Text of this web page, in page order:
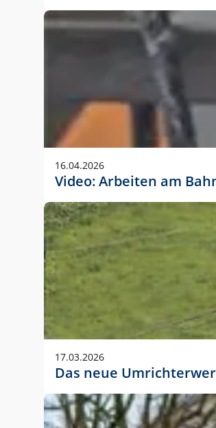
Anwendungsgröße im Layout:
Die Logohöhe beträgt 4 – 10 %
folgende fest definierte
DIN A3 – 15 mm hoch (5 %)
DIN A1 – 39 mm hoch (5 %)
DIN lang – 10 mm hoch (5
1080 x 1080 px – 78 px
In Ausnahmefällen darf das
stets der vorherigen Absprache
16.04.2026
Video: Arbeiten am
17.03.2026
Das neue